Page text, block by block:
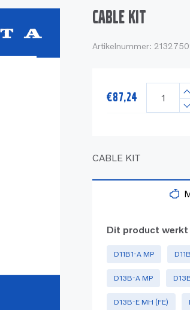
CABLE KIT
Artikelnummer:
€87,24
CABLE KIT
Dit product werkt
D11B1-A MP
D13B-A MP
D13B-E MH (FE)